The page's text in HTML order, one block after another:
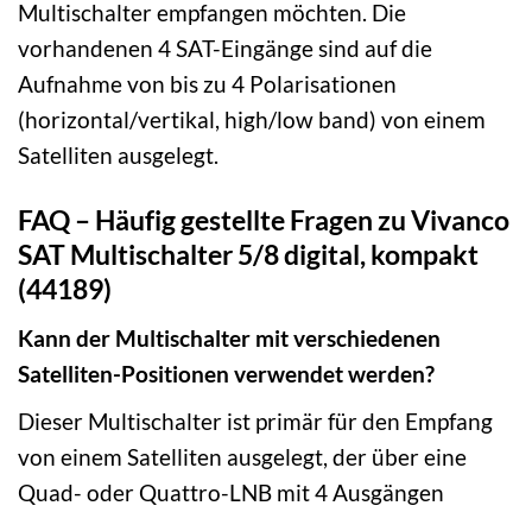
Multischalter empfangen möchten. Die
vorhandenen 4 SAT-Eingänge sind auf die
Aufnahme von bis zu 4 Polarisationen
(horizontal/vertikal, high/low band) von einem
Satelliten ausgelegt.
FAQ – Häufig gestellte Fragen zu Vivanco
SAT Multischalter 5/8 digital, kompakt
(44189)
Kann der Multischalter mit verschiedenen
Satelliten-Positionen verwendet werden?
Dieser Multischalter ist primär für den Empfang
von einem Satelliten ausgelegt, der über eine
Quad- oder Quattro-LNB mit 4 Ausgängen